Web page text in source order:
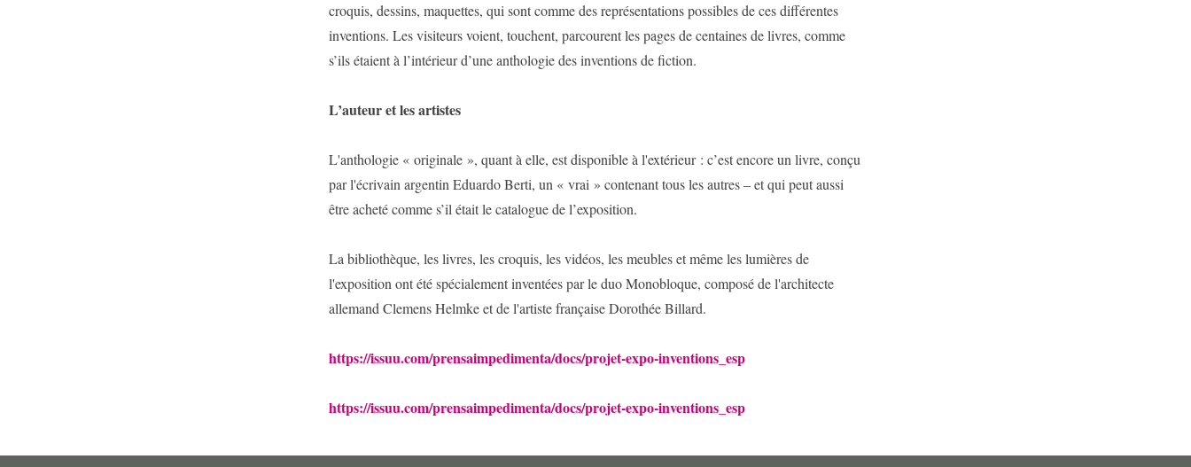
croquis, dessins, maquettes, qui sont comme des représentations possibles de ces différentes
inventions. Les visiteurs voient, touchent, parcourent les pages de centaines de livres, comme
s’ils étaient à l’intérieur d’une anthologie des inventions de fiction.
L’auteur et les artistes
L'anthologie « originale », quant à elle, est disponible à l'extérieur : c’est encore un livre, conçu
par l'écrivain argentin Eduardo Berti, un « vrai » contenant tous les autres – et qui peut aussi
être acheté comme s’il était le catalogue de l’exposition.
La bibliothèque, les livres, les croquis, les vidéos, les meubles et même les lumières de
l'exposition ont été spécialement inventées par le duo Monobloque, composé de l'architecte
allemand Clemens Helmke et de l'artiste française Dorothée Billard.
https://issuu.com/prensaimpedimenta/docs/projet-expo-inventions_esp
https://issuu.com/prensaimpedimenta/docs/projet-expo-inventions_esp